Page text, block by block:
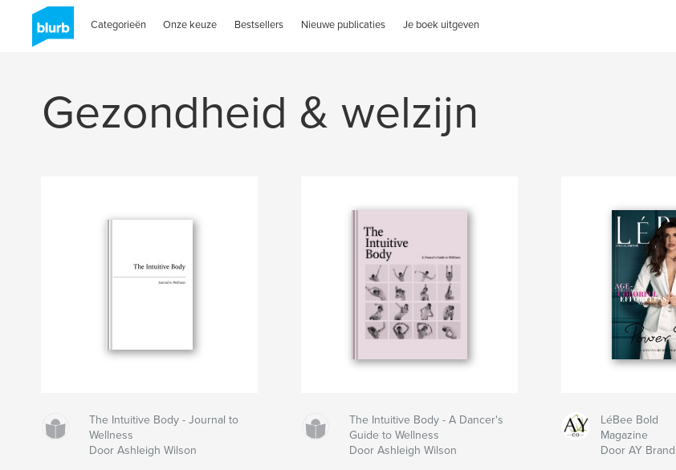
Categorieën Onze keuze Bestsellers Nieuwe publicaties Je boek uitgeven
Gezondheid & welzijn
The Intuitive Body - Journal to
Wellness
Door Ashleigh Wilson
The Intuitive Body - A Dancer's
Guide to Wellness
Door Ashleigh Wilson
LéBee Bold
Magazine
Door AY